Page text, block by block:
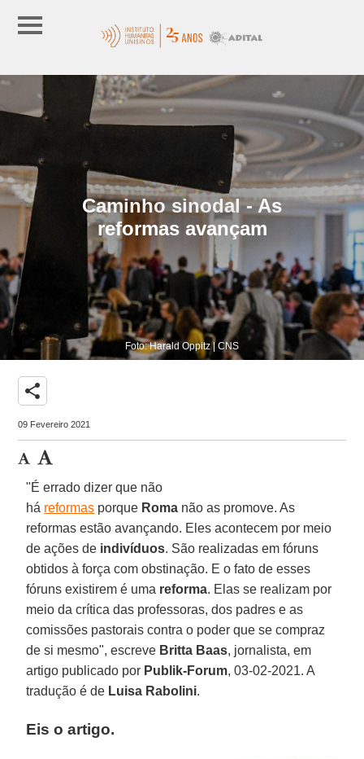
Caminho sinodal - As
reformas avançam
Foto: Harald Oppitz | CNS
share
09 Fevereiro 2021
"É errado dizer que não
há reformas porque Roma não as promove. As
reformas estão avançando. Eles acontecem por meio
de ações de indivíduos. São realizadas em fóruns
obtidos à força com obstinação. E o fato de esses
fóruns existirem é uma reforma. Elas se realizam por
meio da crítica das professoras, dos padres e as
comissões pastorais contra o poder que se compraz
de si mesmo", escreve Britta Baas, jornalista, em
artigo publicado por Publik-Forum, 03-02-2021. A
tradução é de Luisa Rabolini.
Eis o artigo.